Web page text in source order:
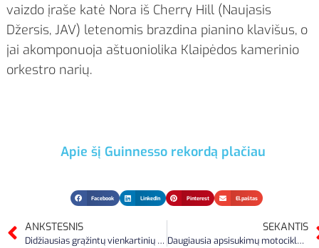
vaizdo įraše katė Nora iš Cherry Hill (Naujasis
Džersis, JAV) letenomis brazdina pianino klavišus, o
jai akomponuoja aštuoniolika Klaipėdos kamerinio
orkestro narių.
Apie šį Guinnesso rekordą plačiau
Facebook LinkedIn Pinterest El.paštas
ANKSTESNIS
Didžiausias grąžintų vienkartinių užstato pakuočių skaičius
SEKANTIS
Daugiausia apsisukimų motociklu ant vieno rato per minutę